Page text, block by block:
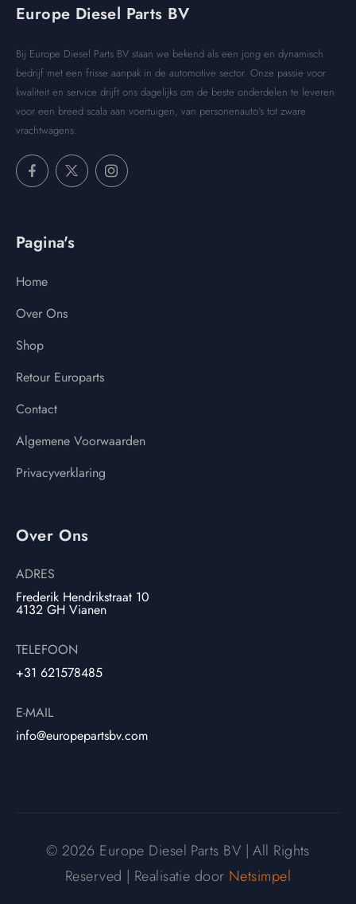
Europe Diesel Parts BV
Bij Europe Diesel Parts BV staan we bekend als een jong en dynamisch
bedrijf met een frisse aanpak in de automotive sector. Onze passie voor
kwaliteit en service drijft ons dagelijks om de beste onderdelen te leveren
voor een breed scala aan voertuigen, van personenauto’s tot zware
vrachtwagens.
Pagina's
Home
Over Ons
Shop
Retour Europarts
Contact
Algemene Voorwaarden
Privacyverklaring
Over Ons
ADRES
Frederik Hendrikstraat 10
4132 GH Vianen
TELEFOON
+31 621578485
E-MAIL
info@europepartsbv.com
© 2026 Europe Diesel Parts BV | All Rights
Reserved | Realisatie door Netsimpel